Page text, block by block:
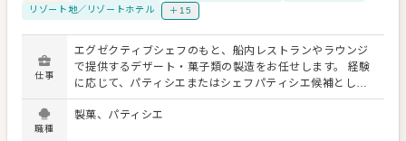
リゾート地／リゾートホテル
＋15
仕事
エグゼクティブシェフのもと、船内レストランやラウンジ
で提供するデザート・菓子類の製造をお任せします。 経験
に応じて、パティシエまたはシェフパティシエ候補として
ご活躍いただきます。 洋食をベースにした皿盛りデザート
をはじめ、ケーキ、焼き菓子、アイスクリーム、和菓子な
職種
製菓、パティシエ